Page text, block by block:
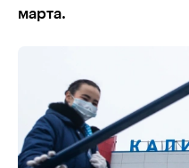
марта.